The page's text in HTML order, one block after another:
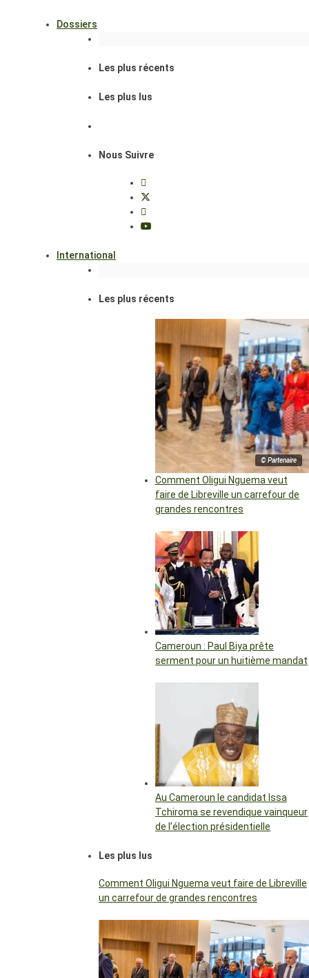
Dossiers
Les plus récents
Les plus lus
Nous Suivre
International
Les plus récents
© Partenaire
Comment Oligui Nguema veut
faire de Libreville un carrefour de
grandes rencontres
Cameroun : Paul Biya prête
serment pour un huitième mandat
Au Cameroun le candidat Issa
Tchiroma se revendique vainqueur
de l’élection présidentielle
Les plus lus
Comment Oligui Nguema veut faire de Libreville
un carrefour de grandes rencontres